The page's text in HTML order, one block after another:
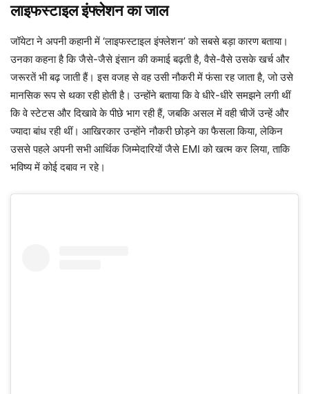
लाइफस्टाइल इंफ्लेशन का जाल
जॉयेटा ने अपनी कहानी में ‘लाइफस्टाइल इंफ्लेशन’ को सबसे बड़ा कारण बताया।
उनका कहना है कि जैसे-जैसे इंसान की कमाई बढ़ती है, वैसे-वैसे उसके खर्च और
जरूरतें भी बढ़ जाती हैं। इस वजह से वह उसी नौकरी में फंसा रह जाता है, जो उसे
मानसिक रूप से थका रही होती है। उन्होंने बताया कि वे धीरे-धीरे समझने लगी थीं
कि वे स्टेटस और दिखावे के पीछे भाग रही हैं, जबकि असल में वही चीजें उन्हें और
ज्यादा बांध रही थीं। आखिरकार उन्होंने नौकरी छोड़ने का फैसला किया, लेकिन
उससे पहले अपनी सभी आर्थिक जिम्मेदारियों जैसे EMI को खत्म कर लिया, ताकि
भविष्य में कोई दबाव न रहे।